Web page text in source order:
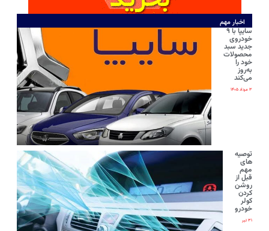
اخبار مهم
سایپا با ۹
خودروی
جدید سبد
محصولات
خود را
به‌روز
می‌کند
۳ مرداد ۱۴۰۵
توصیه
های
مهم
قبل از
روشن
کردن
کولر
خودرو
۳۱ تیر